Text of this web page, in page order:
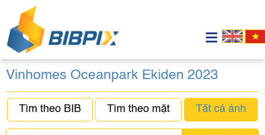
Vinhomes Oceanpark Ekiden 2023
Tìm theo BIB Tìm theo mặt Tất cả ảnh